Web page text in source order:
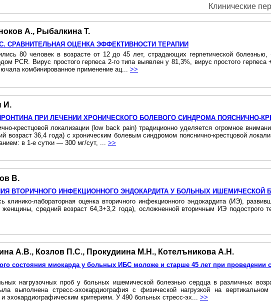
Клинические
А., Рыбалкина Т.
СРАВНИТЕЛЬНАЯ ОЦЕНКА ЭФФЕКТИВНОСТИ ТЕРАПИИ
80 человек в возрасте от 12 до 45 лет, страдающих герпетической
PCR. Вирус простого герпеса 2-го типа выявлен у 81,3%, вирус простого
комбинированное применение ац... >>
И.
ПРИ ЛЕЧЕНИИ ХРОНИЧЕСКОГО БОЛЕВОГО СИНДРОМА ПОЯСНИЧНО-
крестцовой локализации (low back pain) традиционно уделяется огромное
возраст 36,4 года) с хроническим болевым синдромом пояснично-крестцовой
в 1-е сутки — 300 мг/сут, ... >>
В.
ВТОРИЧНОГО ИНФЕКЦИОННОГО ЭНДОКАРДИТА У БОЛЬНЫХ ИШЕМИЧЕСКОЙ
клинико-лабораторная оценка вторичного инфекционного эндокардита (ИЭ),
средний возраст 64,3+3,2 года), осложненной вторичным ИЭ подострого
А.В., Козлов П.С., Прокудиина М.Н., Котелъникова А.Н.
состояния миокарда у больных ИБС моложе и старше 45 лет при проведении
нагрузочных проб у больных ишемической болезнью сердца в различных
выполнена стресс-эхокардиография с физической нагрузкой на
эхокардиографическим критериям. У 490 больных стресс-эх... >>